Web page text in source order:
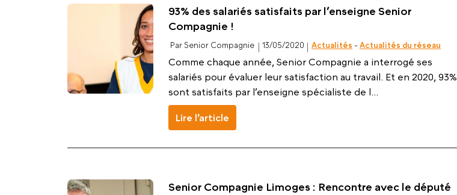
93% des salariés satisfaits par l’enseigne Senior
Compagnie !
Par Senior Compagnie 13/05/2020 Actualités - Actualités du réseau
Comme chaque année, Senior Compagnie a interrogé ses
salariés pour évaluer leur satisfaction au travail. Et en 2020, 93%
sont satisfaits par l’enseigne spécialiste de l...
Lire l’article
Senior Compagnie Limoges : Rencontre avec le député